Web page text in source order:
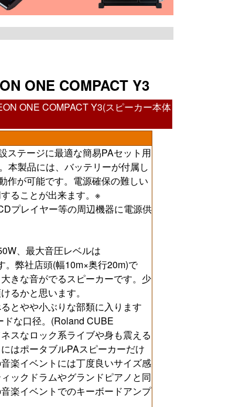
ONE COMPACT Y3
ONE COMPACT Y3(スピーカー本体
ステージに最適な簡易PAセット用
本製品には、バッテリーが付属し
作が可能です。電源確保の難しい
ることが出来ます。※
プレイヤー等の周辺機器に電源供
、最大音圧レベルは
。弊社店頭(幅10m×奥行20m)で
きな音がでるスピーカーです。少
るかと思います。
とやや小ぶりな部類に入ります
な口径。(Roland CUBE
スなロック系ライブや身も震える
はポータブルPAスピーカーだけ
楽イベントには丁度良いサイズ感
ックドラムやグランドピアノと同
楽イベントでのキーボードアンプ